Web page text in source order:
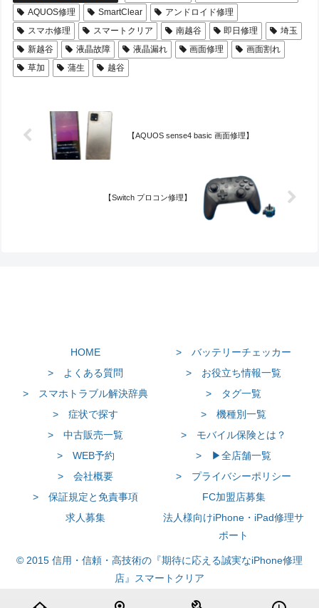
AQUOS修理
SmartClear
アンドロイド修理
スマホ修理
スマートクリア 南越谷 即日修理
埼玉
新越谷
液晶故障 液晶漏れ 画面修理
画面割れ
草加
蒲生 越谷
【AQUOS sense4 basic 画面修理】
【Switch プロコン修理】
HOME
> バッテリーチェッカー
> よくある質問
> お役立ち情報一覧
> スマホトラブル解決辞典
> タグ一覧
> 症状で探す
> 機種別一覧
> 中古販売一覧
> モバイル保険とは？
> WEB予約
> ▶全店舗一覧
> 会社概要
> プライバシーポリシー
> 保証規定と免責事項
FC加盟店募集
求人募集
法人様向けiPhone・iPad修理サ
ポート
© 2015 信用・信頼・高技術の『期待に応える誠実なiPhone修理
店』スマートクリア